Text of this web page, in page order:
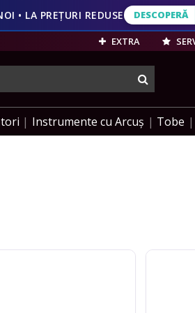
VEZI
• LA PREȚURI REDUSE DESCOPERĂ
PÂNĂ LA 49% DESCOPERĂ
EXTRA
Instrumente cu Arcuș Tobe
Latin